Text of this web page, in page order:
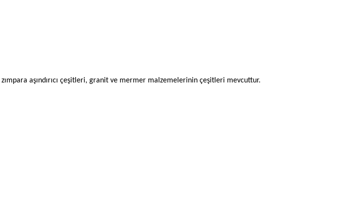
zımpara aşındırıcı çeşitleri, granit ve mermer malzemelerinin çeşitleri mevcuttur.